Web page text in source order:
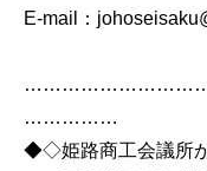
E-mail：
……………
◆◇姫路商工会議所